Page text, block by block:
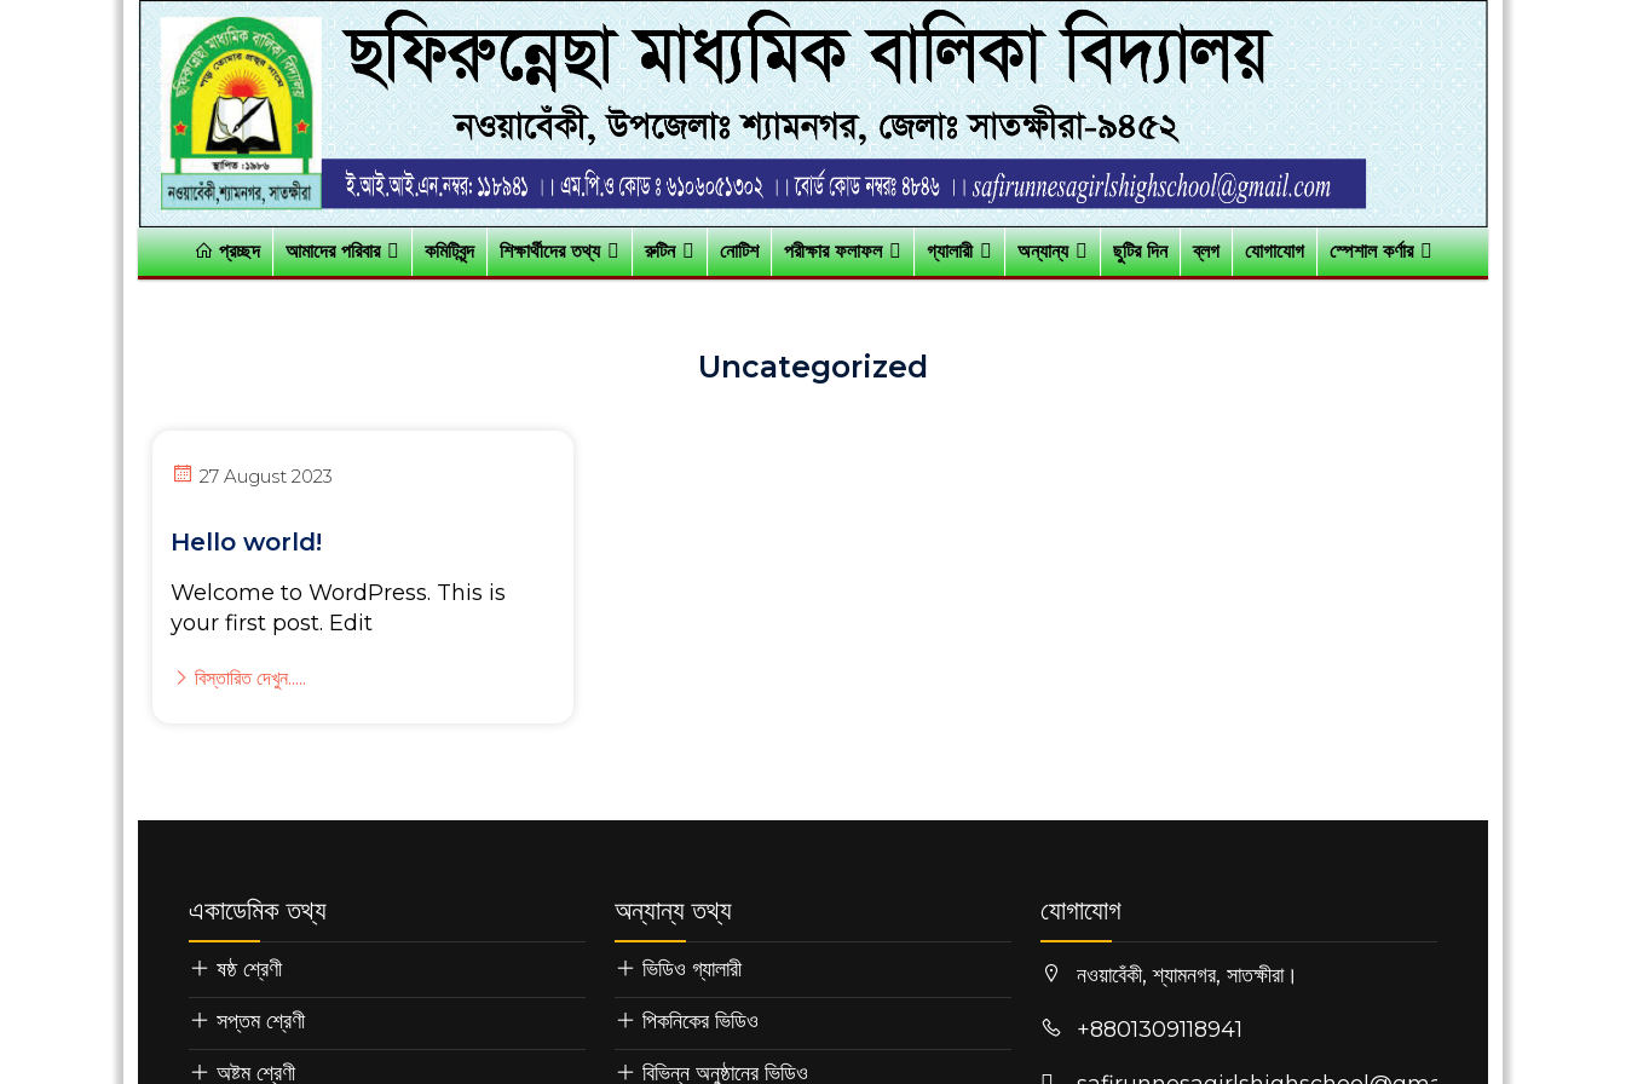
প্রচ্ছদ আমাদের পরিবার কমিটিবৃন্দ শিক্ষার্থীদের তথ্য রুটিন নোটিশ পরীক্ষার ফলাফল গ্যালারী অন্যান্য ছুটির দিন ব্লগ যোগাযোগ স্পেশাল কর্ণার
Uncategorized
27 August 2023
Hello world!
Welcome to WordPress. This is
your first post. Edit
বিস্তারিত দেখুন.....
একাডেমিক তথ্য
ষষ্ঠ শ্রেণী
সপ্তম শ্রেণী
অষ্টম শ্রেণী
অন্যান্য তথ্য
ভিডিও গ্যালারী
পিকনিকের ভিডিও
বিভিন্ন অনুষ্ঠানের ভিডিও
যোগাযোগ
নওয়াবেঁকী, শ্যামনগর, সাতক্ষীরা।
+8801309118941